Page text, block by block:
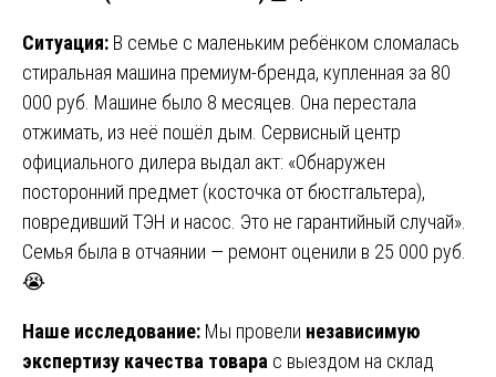
Ситуация: В семье с маленьким ребёнком сломалась
стиральная машина премиум-бренда, купленная за 80
000 руб. Машине было 8 месяцев. Она перестала
отжимать, из неё пошёл дым. Сервисный центр
официального дилера выдал акт: «Обнаружен
посторонний предмет (косточка от бюстгальтера),
повредивший ТЭН и насос. Это не гарантийный случай».
Семья была в отчаянии — ремонт оценили в 25 000 руб.
😭
Наше исследование: Мы провели независимую
экспертизу качества товара с выездом на склад